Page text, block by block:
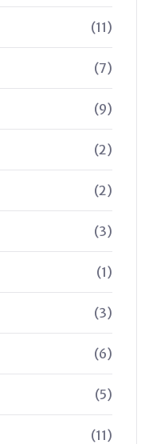
(11)
(7)
(9)
(2)
(2)
(3)
(1)
(3)
(6)
(5)
(11)